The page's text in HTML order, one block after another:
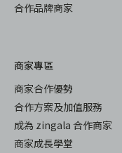
合作品牌商家
商家專區
商家合作優勢
合作方案及加值服務
成為 zingala 合作商家
商家成長學堂